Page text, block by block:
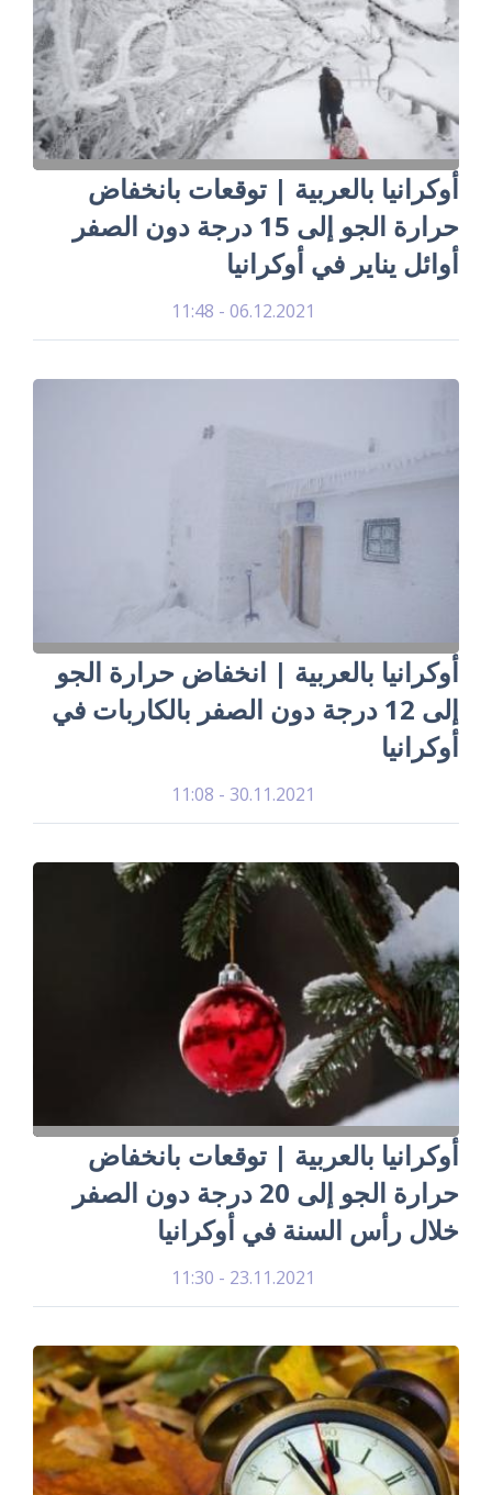
أوكرانيا بالعربية | توقعات بانخفاض
حرارة الجو إلى 15 درجة دون الصفر
أوائل يناير في أوكرانيا
06.12.2021 - 11:48
أوكرانيا بالعربية | انخفاض حرارة الجو
إلى 12 درجة دون الصفر بالكاربات في
أوكرانيا
30.11.2021 - 11:08
أوكرانيا بالعربية | توقعات بانخفاض
حرارة الجو إلى 20 درجة دون الصفر
خلال رأس السنة في أوكرانيا
23.11.2021 - 11:30